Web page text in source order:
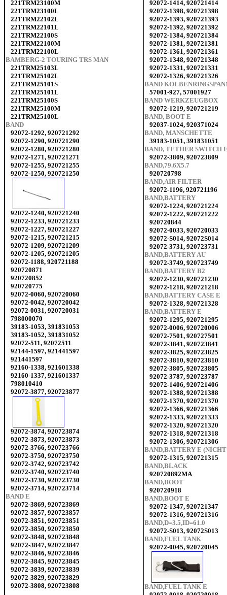
221TRM23100M
221TRM23100L
221TRM22102L
221TRM22101L
221TRM22100S
221TRM22100M
221TRM22100L
BAMBERG-2 TOURING TRS MAN
221TRM25103L
221TRM25102L
221TRM25101S
221TRM25101L
221TRM25100S
221TRM25100M
221TRM25100L
BAND
92072-1292, 920721292
92072-1290, 920721290
92072-1280, 920721280
92072-1271, 920721271
92072-1255, 920721255
92072-1250, 920721250
92072-1240, 920721240
92072-1233, 920721233
92072-1227, 920721227
92072-1215, 920721215
92072-1209, 920721209
92072-1205, 920721205
92072-1188, 920721188
920720871
920720852
920720775
92072-0060, 920720060
92072-0042, 920720042
92072-0031, 920720031
798000070
39183-1053, 391831053
39183-1052, 391831052
92072-511, 92072511
92144-1597, 921441597
921441597
92160-1338, 921601338
92160-1337, 921601337
798010410
92072-3877, 920723877
92072-3874, 920723874
92072-3873, 920723873
92072-3766, 920723766
92072-3750, 920723750
92072-3742, 920723742
92072-3740, 920723740
92072-3730, 920723730
92072-3714, 920723714
BAND E
92072-3869, 920723869
92072-3857, 920723857
92072-3851, 920723851
92072-3850, 920723850
92072-3848, 920723848
92072-3847, 920723847
92072-3846, 920723846
92072-3845, 920723845
92072-3839, 920723839
92072-3829, 920723829
92072-3808, 920723808
92072-1414, 920721414
92072-1398, 920721398
92072-1393, 920721393
92072-1392, 920721392
92072-1384, 920721384
92072-1381, 920721381
92072-1361, 920721361
92072-1348, 920721348
92072-1331, 920721331
92072-1326, 920721326
BAND
57001-927, 57001927
BAND WERKZEUGBOX
92072-1219, 920721219
BAND, BOOT E
92037-1024, 920371024
BAND, MANSCHETTE
39183-1051, 391831051
BAND, TETHER SWITCH
92072-3809, 920723809
BAND,79.6X5.7
920720798
BAND,AIR FILTER
92072-1196, 920721196
BAND,BATTERY
92072-1224, 920721224
92072-1222, 920721222
920720844
92072-0033, 920720033
92072-S014, 92072S014
92072-3731, 920723731
BAND,BATTERY AU
92072-3749, 920723749
BAND,BATTERY B2
92072-1230, 920721230
92072-1218, 920721218
BAND,BATTERY CASE E
92072-1328, 920721328
BAND,BATTERY E
92072-1295, 920721295
92072-0006, 920720006
92072-7501, 920727501
92072-3841, 920723841
92072-3825, 920723825
92072-3810, 920723810
92072-3805, 920723805
92072-3787, 920723787
92072-1406, 920721406
92072-1388, 920721388
92072-1370, 920721370
92072-1366, 920721366
92072-1333, 920721333
92072-1320, 920721320
92072-1318, 920721318
92072-1306, 920721306
BAND,BATTERY E
92072-1315, 920721315
BAND,BLACK
920720892MA
BAND,BOOT
920720918
BAND,BOOT E
92072-1347, 920721347
92072-1316, 920721316
BAND,D=3.5,ID=61.0
92072-S013, 92072S013
BAND,FUEL TANK
92072-0045, 920720045
BAND,FUEL TANK E